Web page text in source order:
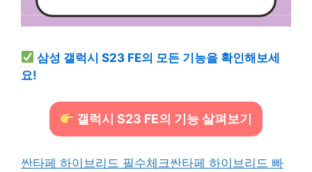
삼성 갤럭시 S23 FE의 모든 기능을 확인해보세
요!
갤럭시 S23 FE의 기능 살펴보기
싼타페 하이브리드 필수체크싼타페 하이브리드 빠